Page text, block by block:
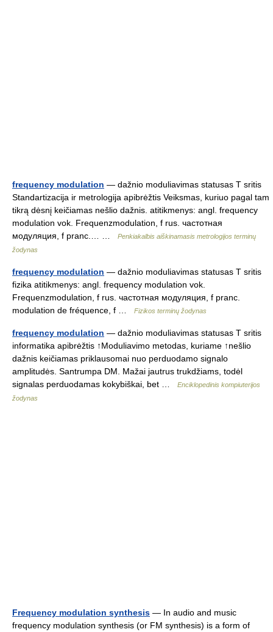
frequency modulation — dažnio moduliavimas statusas T sritis
Standartizacija ir metrologija apibrėžtis Veiksmas, kuriuo pagal tam
tikrą dėsnį keičiamas nešlio dažnis. atitikmenys: angl. frequency
modulation vok. Frequenzmodulation, f rus. частотная
модуляция, f pranc.… …
Penkiakalbis aiškinamasis metrologijos terminų
žodynas
frequency modulation — dažnio moduliavimas statusas T sritis
fizika atitikmenys: angl. frequency modulation vok.
Frequenzmodulation, f rus. частотная модуляция, f pranc.
modulation de fréquence, f …
Fizikos terminų žodynas
frequency modulation — dažnio moduliavimas statusas T sritis
informatika apibrėžtis ↑Moduliavimo metodas, kuriame ↑nešlio
dažnis keičiamas priklausomai nuo perduodamo signalo
amplitudės. Santrumpa DM. Mažai jautrus trukdžiams, todėl
signalas perduodamas kokybiškai, bet …
Enciklopedinis kompiuterijos
žodynas
Frequency modulation synthesis — In audio and music
frequency modulation synthesis (or FM synthesis) is a form of